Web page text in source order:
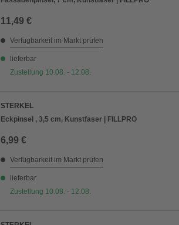
11,49 €
Verfügbarkeit im Markt prüfen
lieferbar
Zustellung 10.08. - 12.08.
STERKEL
Eckpinsel , 3,5 cm, Kunstfaser | FILLPRO
6,99 €
Verfügbarkeit im Markt prüfen
lieferbar
Zustellung 10.08. - 12.08.